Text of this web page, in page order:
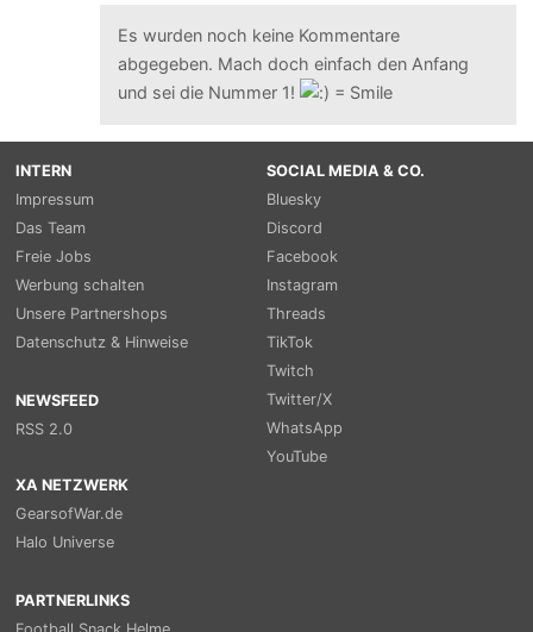
Es wurden noch keine Kommentare
abgegeben. Mach doch einfach den Anfang
und sei die Nummer 1!
INTERN
Impressum
Das Team
Freie Jobs
Werbung schalten
Unsere Partnershops
Datenschutz & Hinweise
NEWSFEED
RSS 2.0
SOCIAL MEDIA & CO.
Bluesky
Discord
Facebook
Instagram
Threads
TikTok
Twitch
Twitter/X
WhatsApp
YouTube
XA NETZWERK
GearsofWar.de
Halo Universe
PARTNERLINKS